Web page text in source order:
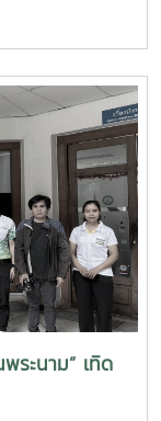
ริหารจัดการ
ะมาณ 2569
กียรติจาก ดร.อวิ
าลงกรณ์
แนวคิด และแนว
ความเข้าใจในกา
และผลการปฏิบัติ
หารจัดการของ
อมรับการ
ระนาม” เทิด